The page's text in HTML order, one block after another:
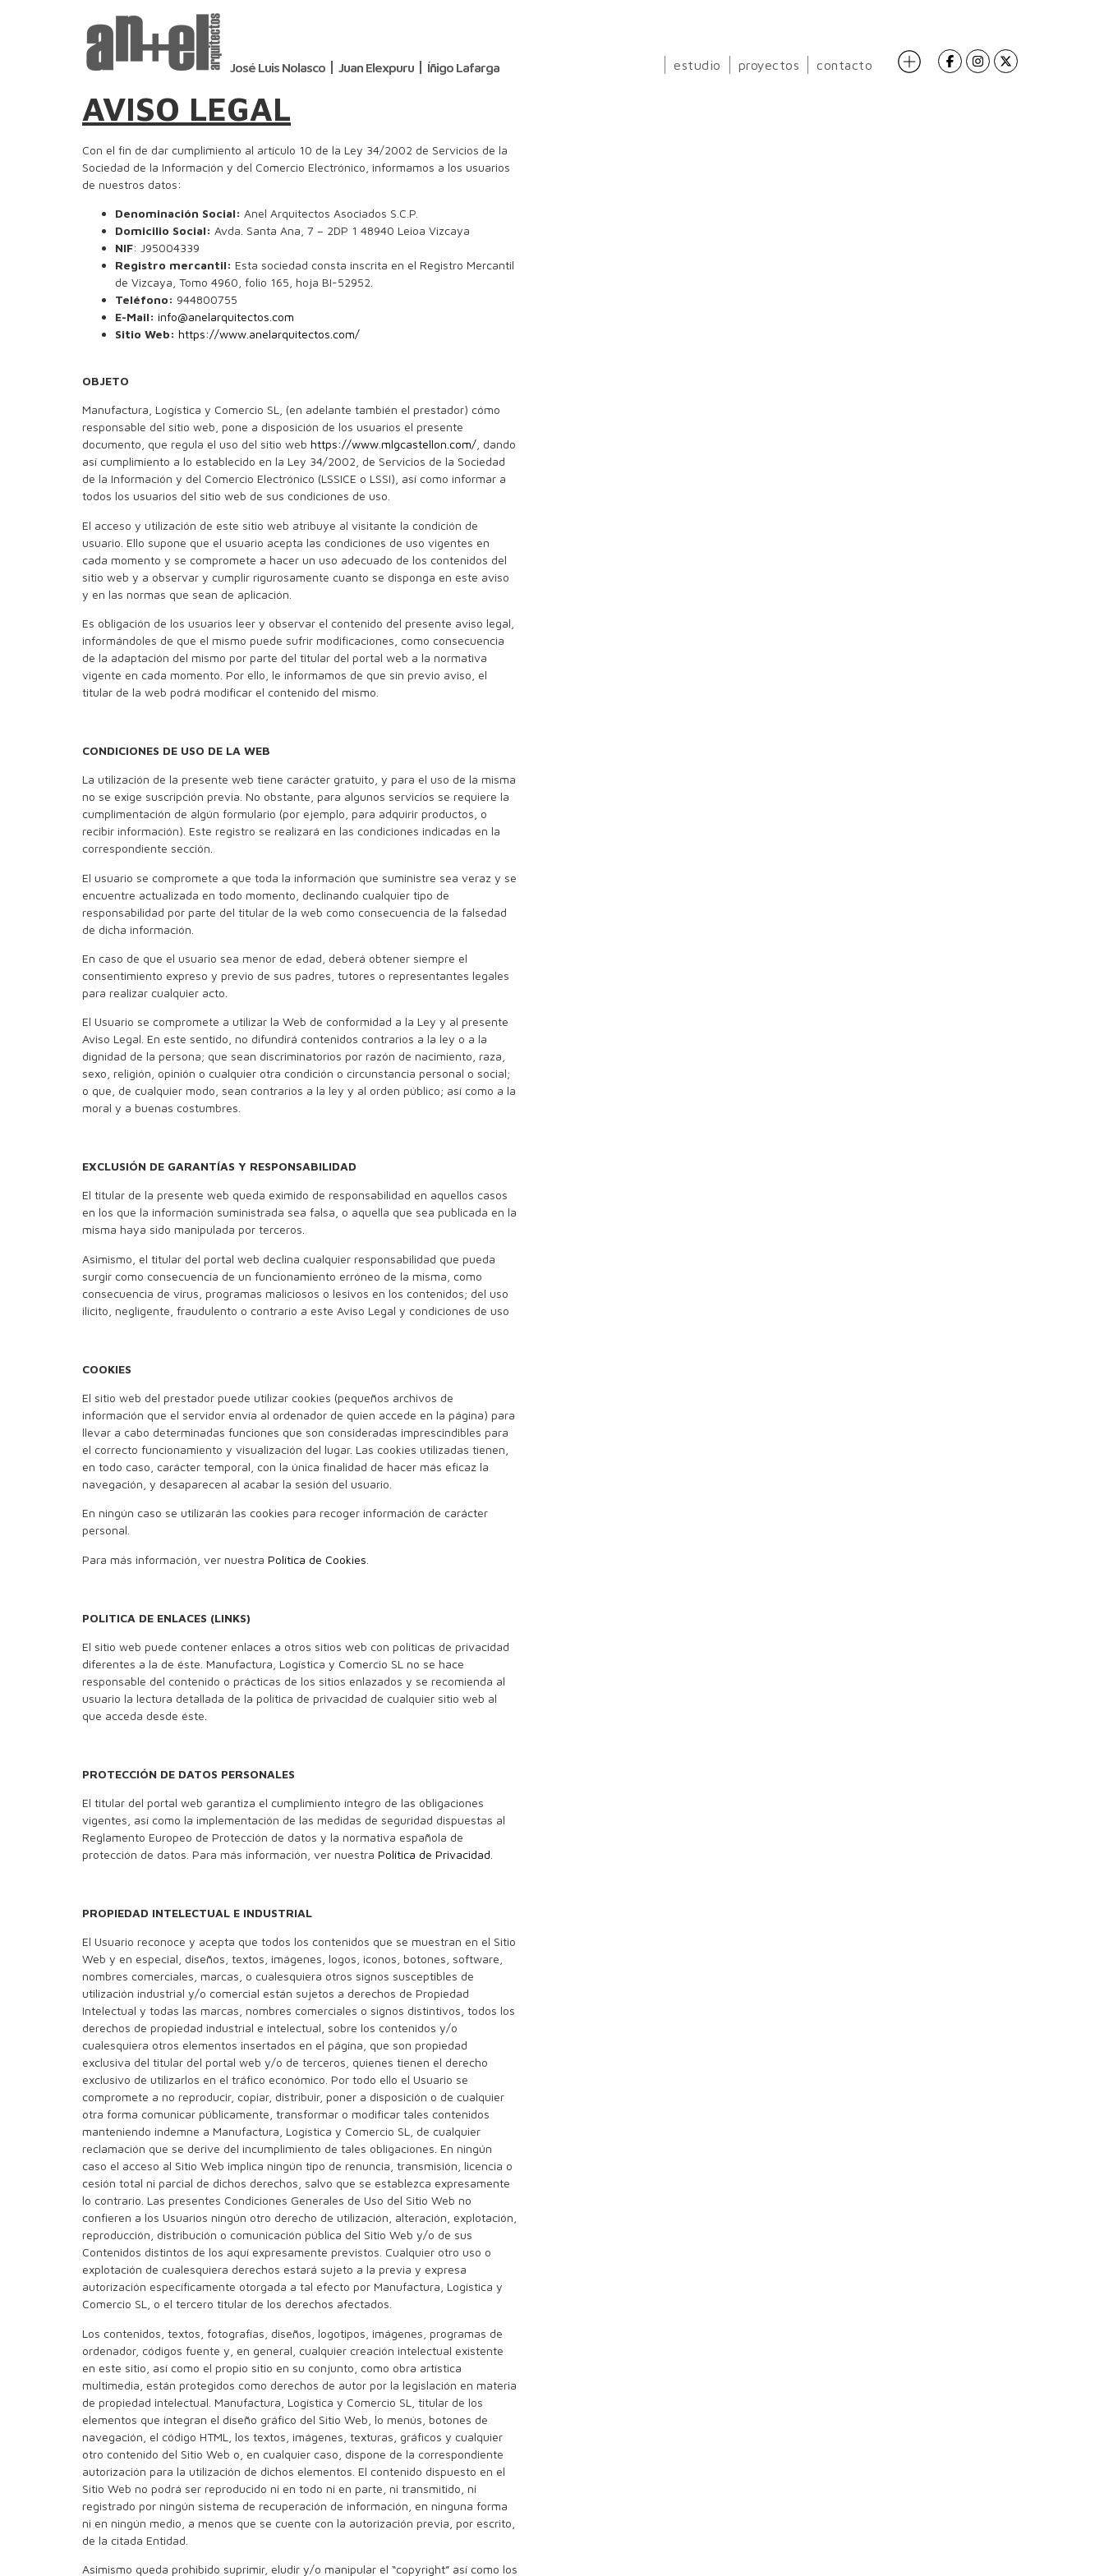
José Luis Nolasco Juan Elexpuru Íñigo Lafarga estudio proyectos contacto
AVISO LEGAL
Con el fin de dar cumplimiento al artículo 10 de la Ley 34/2002 de Servicios de la
Sociedad de la Información y del Comercio Electrónico, informamos a los usuarios
de nuestros datos:
Denominación Social: Anel Arquitectos Asociados S.C.P.
Domicilio Social: Avda. Santa Ana, 7 – 2DP 1 48940 Leioa Vizcaya
NIF: J95004339
Registro mercantil: Esta sociedad consta inscrita en el Registro Mercantil
de Vizcaya, Tomo 4960, folio 165, hoja BI-52952.
Teléfono: 944800755
E-Mail: info@anelarquitectos.com
Sitio Web: https://www.anelarquitectos.com/
OBJETO
Manufactura, Logística y Comercio SL, (en adelante también el prestador) cómo
responsable del sitio web, pone a disposición de los usuarios el presente
documento, que regula el uso del sitio web https://www.mlgcastellon.com/ , dando
así cumplimiento a lo establecido en la Ley 34/2002, de Servicios de la Sociedad
de la Información y del Comercio Electrónico (LSSICE o LSSI), así como informar a
todos los usuarios del sitio web de sus condiciones de uso.
El acceso y utilización de este sitio web atribuye al visitante la condición de
usuario. Ello supone que el usuario acepta las condiciones de uso vigentes en
cada momento y se compromete a hacer un uso adecuado de los contenidos del
sitio web y a observar y cumplir rigurosamente cuanto se disponga en este aviso
y en las normas que sean de aplicación.
Es obligación de los usuarios leer y observar el contenido del presente aviso legal,
informándoles de que el mismo puede sufrir modificaciones, como consecuencia
de la adaptación del mismo por parte del titular del portal web a la normativa
vigente en cada momento. Por ello, le informamos de que sin previo aviso, el
titular de la web podrá modificar el contenido del mismo.
CONDICIONES DE USO DE LA WEB
La utilización de la presente web tiene carácter gratuito, y para el uso de la misma
no se exige suscripción previa. No obstante, para algunos servicios se requiere la
cumplimentación de algún formulario (por ejemplo, para adquirir productos, o
recibir información). Este registro se realizará en las condiciones indicadas en la
correspondiente sección.
El usuario se compromete a que toda la información que suministre sea veraz y se
encuentre actualizada en todo momento, declinando cualquier tipo de
responsabilidad por parte del titular de la web como consecuencia de la falsedad
de dicha información.
En caso de que el usuario sea menor de edad, deberá obtener siempre el
consentimiento expreso y previo de sus padres, tutores o representantes legales
para realizar cualquier acto.
El Usuario se compromete a utilizar la Web de conformidad a la Ley y al presente
Aviso Legal. En este sentido, no difundirá contenidos contrarios a la ley o a la
dignidad de la persona; que sean discriminatorios por razón de nacimiento, raza,
sexo, religión, opinión o cualquier otra condición o circunstancia personal o social;
o que, de cualquier modo, sean contrarios a la ley y al orden público; así como a la
moral y a buenas costumbres.
EXCLUSIÓN DE GARANTÍAS Y RESPONSABILIDAD
El titular de la presente web queda eximido de responsabilidad en aquellos casos
en los que la información suministrada sea falsa, o aquella que sea publicada en la
misma haya sido manipulada por terceros.
Asimismo, el titular del portal web declina cualquier responsabilidad que pueda
surgir como consecuencia de un funcionamiento erróneo de la misma, como
consecuencia de virus, programas maliciosos o lesivos en los contenidos; del uso
ilícito, negligente, fraudulento o contrario a este Aviso Legal y condiciones de uso
COOKIES
El sitio web del prestador puede utilizar cookies (pequeños archivos de
información que el servidor envía al ordenador de quien accede en la página) para
llevar a cabo determinadas funciones que son consideradas imprescindibles para
el correcto funcionamiento y visualización del lugar. Las cookies utilizadas tienen,
en todo caso, carácter temporal, con la única finalidad de hacer más eficaz la
navegación, y desaparecen al acabar la sesión del usuario.
En ningún caso se utilizarán las cookies para recoger información de carácter
personal.
Para más información, ver nuestra Política de Cookies
POLITICA DE ENLACES (LINKS)
El sitio web puede contener enlaces a otros sitios web con políticas de privacidad
diferentes a la de éste. Manufactura, Logística y Comercio SL no se hace
responsable del contenido o prácticas de los sitios enlazados y se recomienda al
usuario la lectura detallada de la política de privacidad de cualquier sitio web al
que acceda desde éste.
PROTECCIÓN DE DATOS PERSONALES
El titular del portal web garantiza el cumplimiento íntegro de las obligaciones
vigentes, así como la implementación de las medidas de seguridad dispuestas al
Reglamento Europeo de Protección de datos y la normativa española de
protección de datos. Para más información, ver nuestra Política de Privacidad
PROPIEDAD INTELECTUAL E INDUSTRIAL
El Usuario reconoce y acepta que todos los contenidos que se muestran en el Sitio
Web y en especial, diseños, textos, imágenes, logos, iconos, botones, software,
nombres comerciales, marcas, o cualesquiera otros signos susceptibles de
utilización industrial y/o comercial están sujetos a derechos de Propiedad
Intelectual y todas las marcas, nombres comerciales o signos distintivos, todos los
derechos de propiedad industrial e intelectual, sobre los contenidos y/o
cualesquiera otros elementos insertados en el página, que son propiedad
exclusiva del titular del portal web y/o de terceros, quienes tienen el derecho
exclusivo de utilizarlos en el tráfico económico. Por todo ello el Usuario se
compromete a no reproducir, copiar, distribuir, poner a disposición o de cualquier
otra forma comunicar públicamente, transformar o modificar tales contenidos
manteniendo indemne a Manufactura, Logística y Comercio SL, de cualquier
reclamación que se derive del incumplimiento de tales obligaciones. En ningún
caso el acceso al Sitio Web implica ningún tipo de renuncia, transmisión, licencia o
cesión total ni parcial de dichos derechos, salvo que se establezca expresamente
lo contrario. Las presentes Condiciones Generales de Uso del Sitio Web no
confieren a los Usuarios ningún otro derecho de utilización, alteración, explotación,
reproducción, distribución o comunicación pública del Sitio Web y/o de sus
Contenidos distintos de los aquí expresamente previstos. Cualquier otro uso o
explotación de cualesquiera derechos estará sujeto a la previa y expresa
autorización específicamente otorgada a tal efecto por Manufactura, Logística y
Comercio SL, o el tercero titular de los derechos afectados.
Los contenidos, textos, fotografías, diseños, logotipos, imágenes, programas de
ordenador, códigos fuente y, en general, cualquier creación intelectual existente
en este sitio, así como el propio sitio en su conjunto, como obra artística
multimedia, están protegidos como derechos de autor por la legislación en materia
de propiedad intelectual. Manufactura, Logística y Comercio SL, titular de los
elementos que integran el diseño gráfico del Sitio Web, lo menús, botones de
navegación, el código HTML, los textos, imágenes, texturas, gráficos y cualquier
otro contenido del Sitio Web o, en cualquier caso, dispone de la correspondiente
autorización para la utilización de dichos elementos. El contenido dispuesto en el
Sitio Web no podrá ser reproducido ni en todo ni en parte, ni transmitido, ni
registrado por ningún sistema de recuperación de información, en ninguna forma
ni en ningún medio, a menos que se cuente con la autorización previa, por escrito,
de la citada Entidad.
Asimismo queda prohibido suprimir, eludir y/o manipular el “copyright” así como los